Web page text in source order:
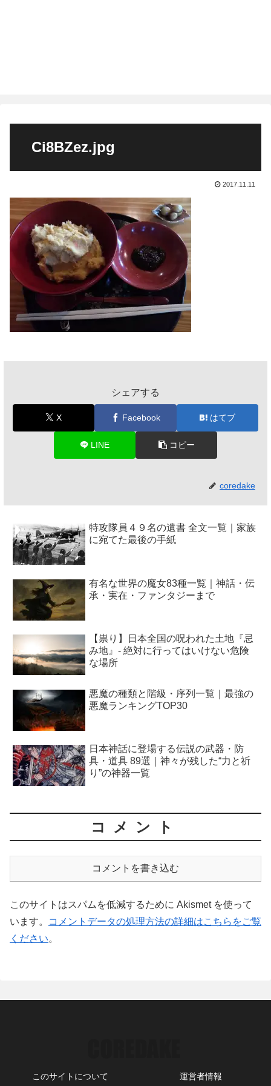
Ci8BZez.jpg
2017.11.11
シェアする
X Facebook はてブ
LINE コピー
coredake
特攻隊員４９名の遺書 全文一覧｜家族
に宛てた最後の手紙
有名な世界の魔女83種一覧｜神話・伝
承・実在・ファンタジーまで
【祟り】日本全国の呪われた土地『忌
み地』- 絶対に行ってはいけない危険
な場所
悪魔の種類と階級・序列一覧｜最強の
悪魔ランキングTOP30
日本神話に登場する伝説の武器・防
具・道具 89選｜神々が残した“力と祈
り”の神器一覧
コメント
コメントを書き込む
このサイトはスパムを低減するために Akismet を使って
います。
コメントデータの処理方法の詳細はこちらをご覧
ください。
このサイトについて 運営者情報